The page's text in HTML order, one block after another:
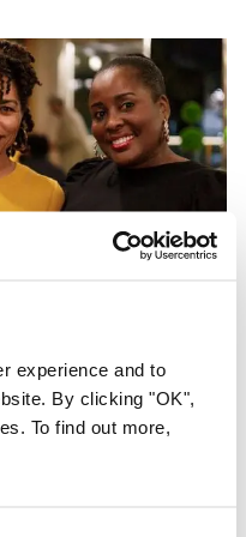
experience and to
By clicking "OK",
To find out more,